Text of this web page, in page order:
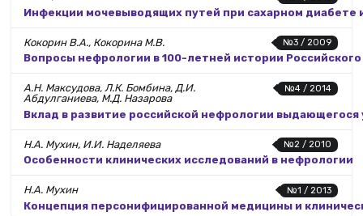
Инфекции мочевыводящих путей при сахарном
№3 / 2009
Кокорин В.А., Кокорина М.В.
Вопросы нефрологии в 100-летней истории
№4 / 2014
А.Н. Максудова, Л.К. Бомбина, Д.И.
Абдулганиева, М.Д. Назарова
Вклад в развитие российской нефрологии выдающегося
№2 / 2010
Н.А. Мухин, И.И. Наделяева
Особенности клинических исследований в нефрологии
№1 / 2013
Н.А. Мухин
Концепция персонифицированной медицины и